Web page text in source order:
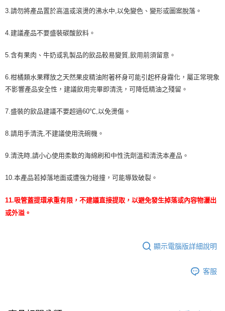
3.請勿將產品置於高溫或滾燙的沸水中,以免變色、變形或圖案脫落。
4.建議產品不要盛裝碳酸飲料。
5.含有果肉、牛奶或乳製品的飲品較易變質,飲用前須留意。
6.柑橘類水果釋放之天然果皮精油附著杯身可能引起杯身霧化，屬正常現象
不影響產品安全性，建議飲用完畢即清洗，可降低精油之殘留。
7.盛裝的飲品建議不要超過60℃,以免燙傷。
8.請用手清洗,不建議使用洗碗機。
9.清洗時,請小心使用柔軟的海綿刷和中性洗劑溫和清洗本產品。
10.本產品若掉落地面或遭強力碰撞，可能導致破裂。
11.吸管蓋提環承重有限，不建議直接提取，以避免發生掉落或內容物灑出
或外溢。
顯示電腦版詳細說明
客服